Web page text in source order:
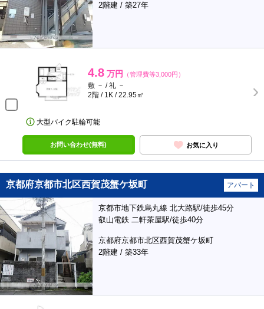
2階建 / 築27年
4.8 万円 （管理費等3,000円）
敷 － / 礼 －
2階 / 1K / 22.95㎡
大型バイク駐輪可能
お問い合わせ(無料) お気に入り
京都府京都市北区西賀茂蟹ケ坂町 アパート
京都市地下鉄烏丸線 北大路駅/徒歩45分
叡山電鉄 二軒茶屋駅/徒歩40分
京都府京都市北区西賀茂蟹ケ坂町
2階建 / 築33年